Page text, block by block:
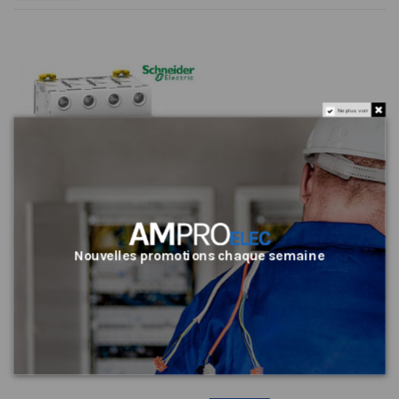
Disjoncteur iC60n 16A - 4 pôles -
courbe C - Acti9 Schneider
Schneider
22,84 €
Ajouter au panier
Ne plus voir
Nouvelles promotions chaque semaine